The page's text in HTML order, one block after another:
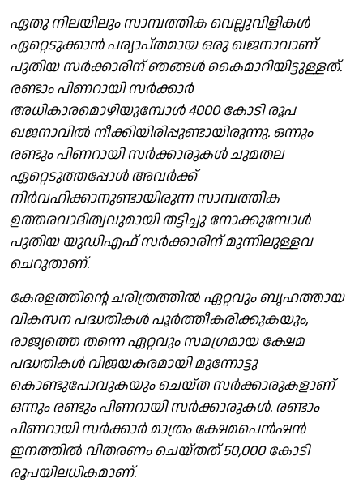
ഏതു നിലയിലും സാമ്പത്തിക വെല്ലുവിളികൾ
ഏറ്റെടുക്കാൻ പര്യാപ്തമായ ഒരു ഖജനാവാണ്
പുതിയ സർക്കാരിന് ഞങ്ങൾ കൈമാറിയിട്ടുള്ളത്.
രണ്ടാം പിണറായി സർക്കാർ
അധികാരമൊഴിയുമ്പോൾ 4000 കോടി രൂപ
ഖജനാവിൽ നീക്കിയിരിപ്പുണ്ടായിരുന്നു. ഒന്നും
രണ്ടും പിണറായി സർക്കാരുകൾ ചുമതല
ഏറ്റെടുത്തപ്പോൾ അവർക്ക്
നിർവഹിക്കാനുണ്ടായിരുന്ന സാമ്പത്തിക
ഉത്തരവാദിത്വവുമായി തട്ടിച്ചു നോക്കുമ്പോൾ
പുതിയ യുഡിഎഫ് സർക്കാരിന് മുന്നിലുള്ളവ
ചെറുതാണ്.
കേരളത്തിന്റെ ചരിത്രത്തിൽ ഏറ്റവും ബൃഹത്തായ
വികസന പദ്ധതികൾ പൂർത്തീകരിക്കുകയും,
രാജ്യത്തെ തന്നെ ഏറ്റവും സമഗ്രമായ ക്ഷേമ
പദ്ധതികൾ വിജയകരമായി മുന്നോട്ടു
കൊണ്ടുപോവുകയും ചെയ്ത സർക്കാരുകളാണ്
ഒന്നും രണ്ടും പിണറായി സർക്കാരുകൾ. രണ്ടാം
പിണറായി സർക്കാർ മാത്രം ക്ഷേമപെൻഷൻ
ഇനത്തിൽ വിതരണം ചെയ്തത് 50,000 കോടി
രൂപയിലധികമാണ്.